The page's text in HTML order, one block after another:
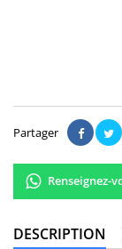
Partager
Renseignez-
DESCRIPTION